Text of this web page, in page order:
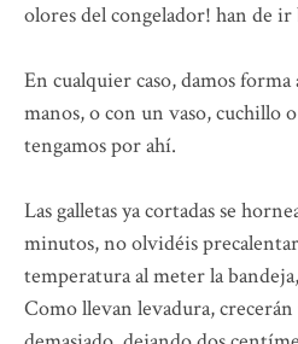
olores del congelador! han de ir
En cualquier caso, damos forma
manos, o con un vaso, cuchillo
tengamos por ahí.
Las galletas ya cortadas se
minutos, no olvidéis
temperatura al meter la
Como llevan levadura,